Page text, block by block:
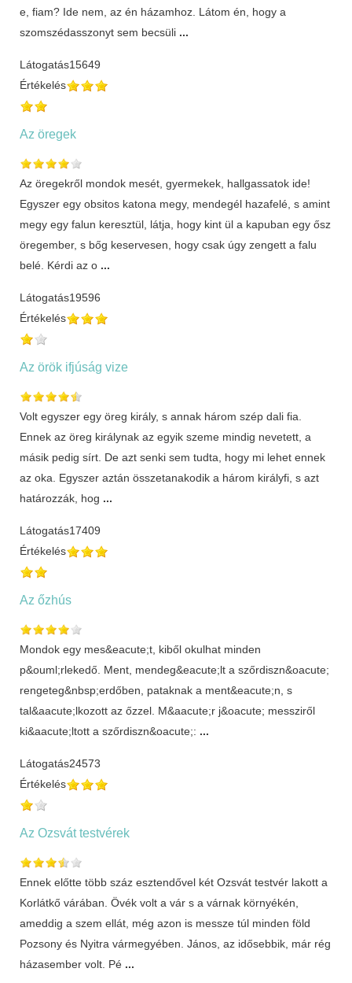
e, fiam? Ide nem, az én házamhoz. Látom én, hogy a
szomszédasszonyt sem becsüli ...
Látogatás15649
Értékelés
Az öregek
Az öregekről mondok mesét, gyermekek, hallgassatok ide!
Egyszer egy obsitos katona megy, mendegél hazafelé, s amint
megy egy falun keresztül, látja, hogy kint ül a kapuban egy ősz
öregember, s bőg keservesen, hogy csak úgy zengett a falu
belé. Kérdi az o ...
Látogatás19596
Értékelés
Az örök ifjúság vize
Volt egyszer egy öreg király, s annak három szép dali fia.
Ennek az öreg királynak az egyik szeme mindig nevetett, a
másik pedig sírt. De azt senki sem tudta, hogy mi lehet ennek
az oka. Egyszer aztán összetanakodik a három királyfi, s azt
határozzák, hog ...
Látogatás17409
Értékelés
Az őzhús
Mondok egy mes&eacute;t, kiből okulhat minden
p&ouml;rlekedő. Ment, mendeg&eacute;lt a szőrdiszn&oacute;
rengeteg&nbsp;erdőben, pataknak a ment&eacute;n, s
tal&aacute;lkozott az őzzel. M&aacute;r j&oacute; messziről
ki&aacute;ltott a szőrdiszn&oacute;: ...
Látogatás24573
Értékelés
Az Ozsvát testvérek
Ennek előtte több száz esztendővel két Ozsvát testvér lakott a
Korlátkő várában. Övék volt a vár s a várnak környékén,
ameddig a szem ellát, még azon is messze túl minden föld
Pozsony és Nyitra vármegyében. János, az idősebbik, már rég
házasember volt. Pé ...